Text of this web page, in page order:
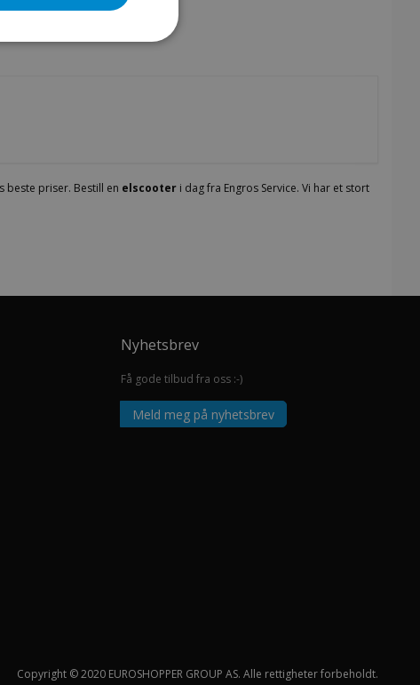
beste priser. Bestill en elscooteri dag fra Engros Service. Vi har et stort
Nyhetsbrev
Få gode tilbud fra oss :-)
Meld meg på nyhetsbrev
Copyright © 2020 EUROSHOPPER GROUP AS. Alle rettigheter forbeholdt.